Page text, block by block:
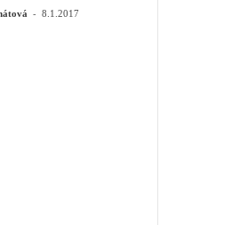
- 8.1.2017